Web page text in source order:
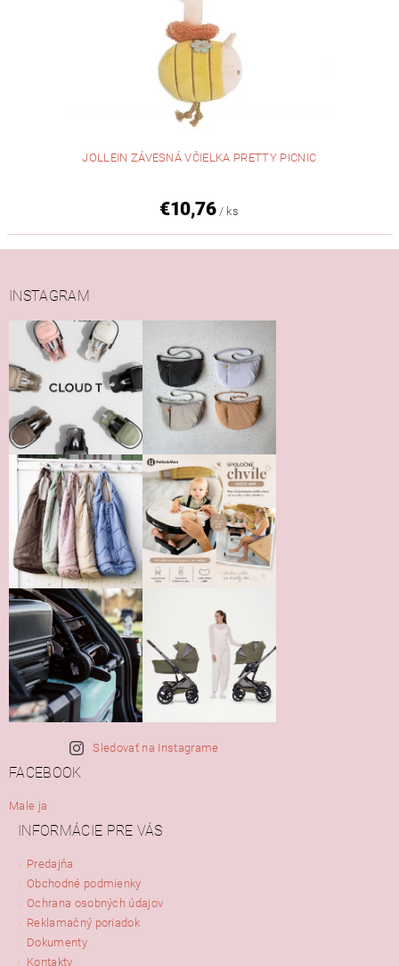
JOLLEIN ZÁVESNÁ VČIELKA PRETTY PICNIC
€10,76 / ks
INSTAGRAM
Sledovať na Instagrame
FACEBOOK
Male ja
INFORMÁCIE PRE VÁS
Predajňa
Obchodné podmienky
Ochrana osobných údajov
Reklamačný poriadok
Dokumenty
Kontakty